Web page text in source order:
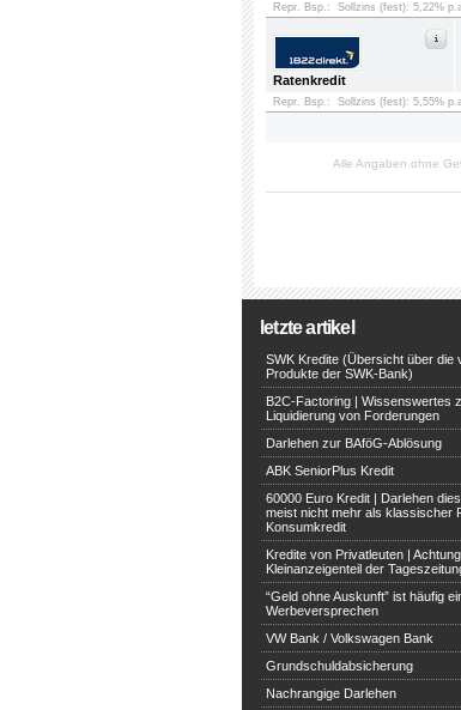
Repr. Bsp.: Sollzins (fest): 5,22%
Ratenkredit
Repr. Bsp.: Sollzins (fest): 5,55%
Alle Angaben ohne
letzte artikel
SWK Kredite (Übersicht über die
Produkte der SWK-Bank)
B2C-Factoring | Wissenswertes
Liquidierung von Forderungen
Darlehen zur BAföG-Ablösung
ABK SeniorPlus Kredit
60000 Euro Kredit | Darlehen
meist nicht mehr als klassischer
Konsumkredit
Kredite von Privatleuten |
Kleinanzeigenteil der
“Geld ohne Auskunft” ist häufig
Werbeversprechen
VW Bank / Volkswagen Bank
Grundschuldabsicherung
Nachrangige Darlehen